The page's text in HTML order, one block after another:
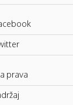
prava